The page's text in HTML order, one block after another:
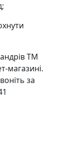
ТМ
магазині.
за